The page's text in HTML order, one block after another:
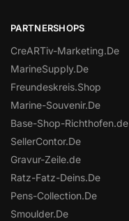
PARTNERSHOPS
CreARTiv-Marketing.De
MarineSupply.De
Freundeskreis.Shop
Marine-Souvenir.De
Base-Shop-Richthofen.de
SellerContor.De
Gravur-Zeile.de
Ratz-Fatz-Deins.De
Pens-Collection.De
Smoulder.De